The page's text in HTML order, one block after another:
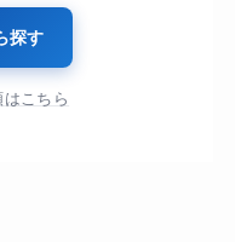
探す
こちら